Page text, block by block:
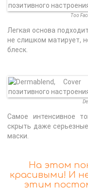
Too
Легкая основа
не слишком матирует,
блеск.
Самое интенсивное
скрыть даже
маски.
На этом
красивыми! И
этим